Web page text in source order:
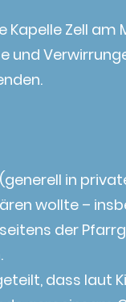
Kapelle Zell am
und
in
wollte –
der
dass laut